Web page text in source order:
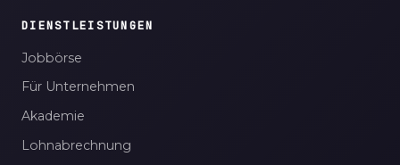
DIENSTLEISTUNGEN
Jobbörse
Für Unternehmen
Akademie
Lohnabrechnung